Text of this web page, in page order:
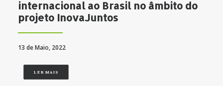
internacional ao Brasil no âmbito do
projeto InovaJuntos
13 de Maio, 2022
LER MAIS